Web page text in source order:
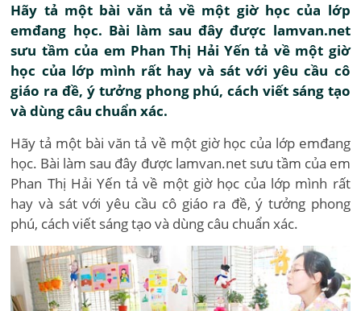
Hãy tả một bài văn tả về một giờ học của lớp
emđang học. Bài làm sau đây được lamvan.net
sưu tầm của em Phan Thị Hải Yến tả về một giờ
học của lớp mình rất hay và sát với yêu cầu cô
giáo ra đề, ý tưởng phong phú, cách viết sáng tạo
và dùng câu chuẩn xác.
Hãy tả một bài văn tả về một giờ học của lớp emđang
học. Bài làm sau đây được lamvan.net sưu tầm của em
Phan Thị Hải Yến tả về một giờ học của lớp mình rất
hay và sát với yêu cầu cô giáo ra đề, ý tưởng phong
phú, cách viết sáng tạo và dùng câu chuẩn xác.